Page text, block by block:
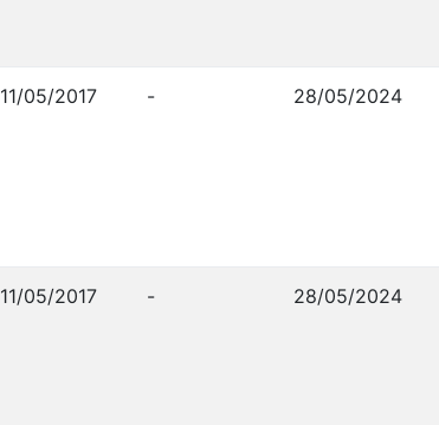
11/05/2017 - 28/05/2024
11/05/2017 - 28/05/2024